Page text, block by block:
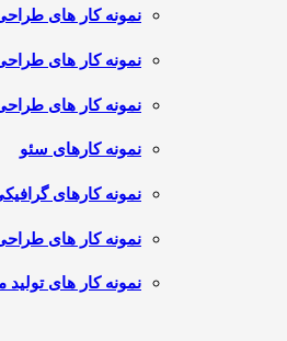
نمونه کار های
نمونه کار های
نمونه کار های
نمونه کارهای سئو
نمونه کارهای
نمونه کار های
نمونه کار های تولید